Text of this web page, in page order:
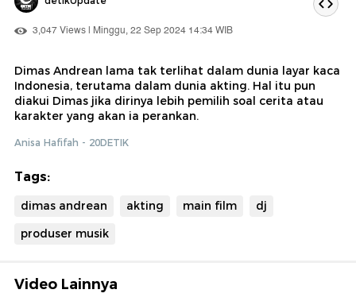
3,047 Views | Minggu, 22 Sep 2024 14:34 WIB
Dimas Andrean lama tak terlihat dalam dunia layar kaca
Indonesia, terutama dalam dunia akting. Hal itu pun
diakui Dimas jika dirinya lebih pemilih soal cerita atau
karakter yang akan ia perankan.
Anisa Hafifah - 20DETIK
Tags:
dimas andrean akting main film
dj
produser musik
Video Lainnya